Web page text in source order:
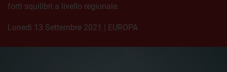
forti squilibri a livello regionale.
lunedì 13 Settembre 2021 | EUROPA